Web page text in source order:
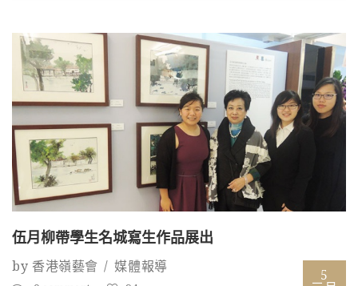
伍月柳帶學生名城寫生作品展出
by 香港嶺藝會 媒體報導 5